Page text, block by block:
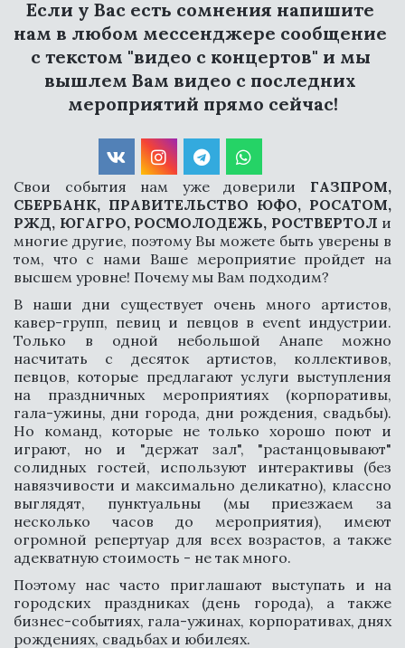
СВЯЗАТЬСЯ
Если у Вас есть сомнения напишите
нам в любом мессенджере сообщение
c текстом "видео с концертов" и мы
вышлем Вам видео с последних
мероприятий прямо сейчас!
Свои события нам уже доверили ГАЗПРОМ,
СБЕРБАНК, ПРАВИТЕЛЬСТВО ЮФО, РОСАТОМ,
РЖД, ЮГАГРО, РОСМОЛОДЕЖЬ, РОСТВЕРТОЛ и
многие другие, поэтому Вы можете быть уверены в
том, что с нами Ваше мероприятие пройдет на
высшем уровне! Почему мы Вам подходим?
В наши дни существует очень много артистов,
кавер-групп, певиц и певцов в event индустрии.
Только в одной небольшой Анапе можно
насчитать с десяток артистов, коллективов,
певцов, которые предлагают услуги выступления
на праздничных мероприятиях (корпоративы,
гала-ужины, дни города, дни рождения, свадьбы).
Но команд, которые не только хорошо поют и
играют, но и "держат зал", "растанцовывают"
солидных гостей, используют интерактивы (без
навязчивости и максимально деликатно), классно
выглядят, пунктуальны (мы приезжаем за
несколько часов до мероприятия), имеют
огромной репертуар для всех возрастов, а также
адекватную стоимость - не так много.
Поэтому нас часто приглашают выступать и на
городских праздниках (день города), а также
бизнес-событиях, гала-ужинах, корпоративах, днях
рождениях, свадьбах и юбилеях.